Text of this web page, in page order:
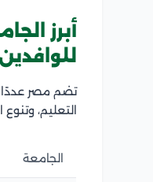
أبرز
تضم مصر عددًا
التعليم،
الجامعة